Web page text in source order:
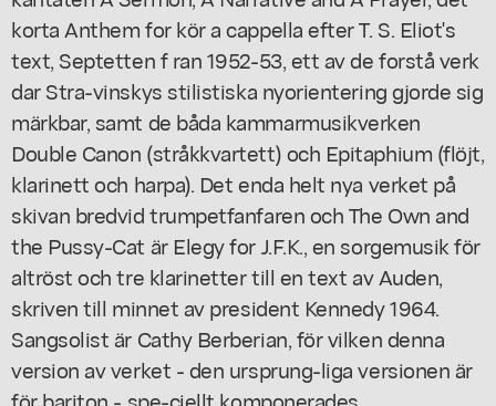
korta Anthem for kör a cappella efter T. S. Eliot's
text, Septetten f ran 1952-53, ett av de forstå verk
dar Stra-vinskys stilistiska nyorientering gjorde sig
märkbar, samt de båda kammarmusikverken
Double Canon (stråkkvartett) och Epitaphium (flöjt,
klarinett och harpa). Det enda helt nya verket på
skivan bredvid trumpetfanfaren och The Own and
the Pussy-Cat är Elegy for J.F.K., en sorgemusik för
altröst och tre klarinetter till en text av Auden,
skriven till minnet av president Kennedy 1964.
Sangsolist är Cathy Berberian, för vilken denna
version av verket - den ursprung-liga versionen är
för bariton - spe-ciellt komponerades.